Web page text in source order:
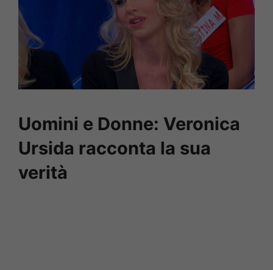
Uomini e Donne: Veronica
Ursida racconta la sua
verità